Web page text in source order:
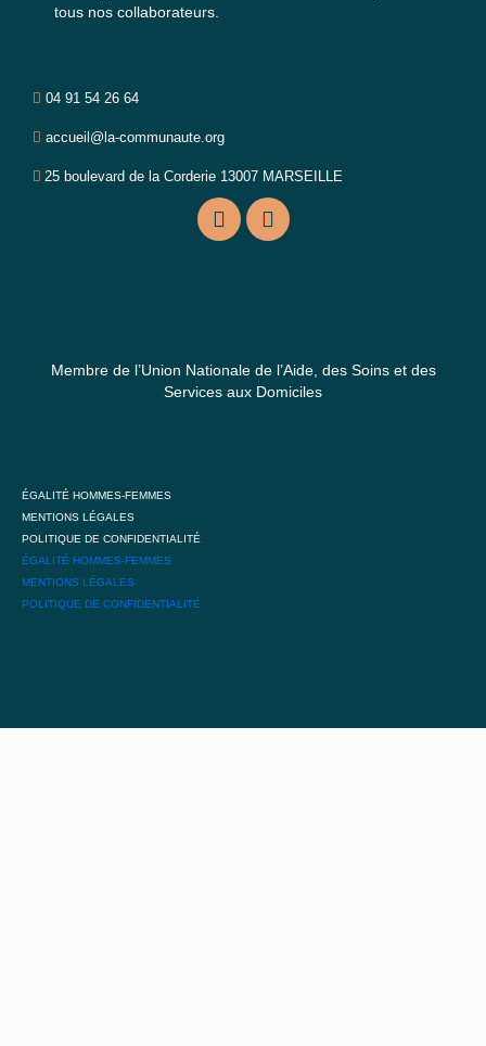
tous nos collaborateurs.
04 91 54 26 64
accueil@la-communaute.org
25 boulevard de la Corderie 13007 MARSEILLE
Membre de l’Union Nationale de l’Aide, des Soins et des
Services aux Domiciles
ÉGALITÉ HOMMES-FEMMES
MENTIONS LÉGALES
POLITIQUE DE CONFIDENTIALITÉ
ÉGALITÉ HOMMES-FEMMES
MENTIONS LÉGALES
POLITIQUE DE CONFIDENTIALITÉ